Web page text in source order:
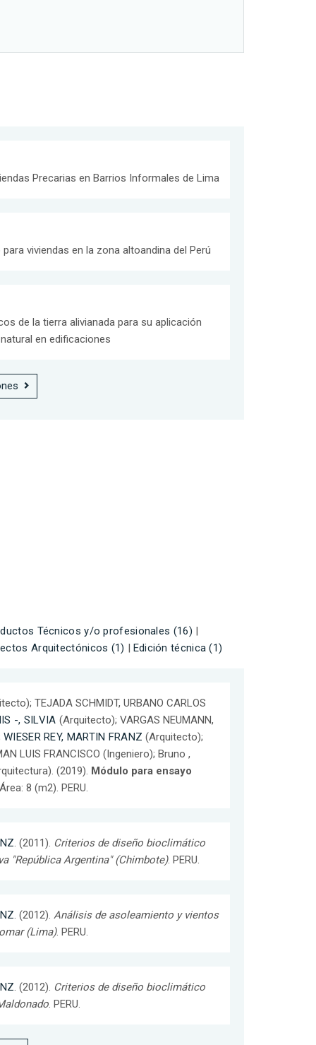
Precarias en Barrios Informales de Lima
viviendas en la zona altoandina del Perú
de la tierra alivianada para su aplicación
en edificaciones
Técnicos y/o profesionales (16)
Arquitectónicos (1)
Edición técnica (1)
TEJADA SCHMIDT, URBANO CARLOS
-, SILVIA (Arquitecto); VARGAS NEUMANN,
WIESER REY, MARTIN FRANZ (Arquitecto);
LUIS FRANCISCO (Ingeniero); Bruno ,
(2019). Módulo para ensayo
8 (m2). PERU.
. (2011). Criterios de diseño bioclimático
"República Argentina" (Chimbote). PERU.
. (2012).Análisis de asoleamiento y vientos
(Lima). PERU.
. (2012). Criterios de diseño bioclimático
. PERU.